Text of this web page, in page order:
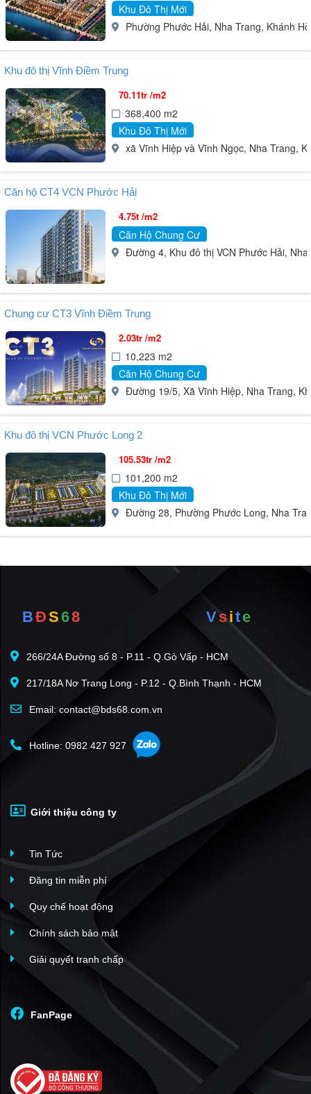
Các dự án đã xây dựng, môi giới:
Dự án Khu đô thị Vĩnh Điềm Trung
Dự án Khu dân cư Phú Nông
Căn hộ CT4B Vĩnh Điềm Trung
Căn hộ CT4A Vĩnh Điềm Trung
Căn hộ CT7B Vĩnh Điềm Trung
Căn hộ CT7A Vĩnh Điềm Trung
Tòa nhà VCN Nha Trang
Khu Đô Thị Mới
Phường Phước Hải, Nha Trang, Khánh
Khu đô thị Vĩnh Điềm Trung
70.11tr /m2
368,400 m2
Khu Đô Thị Mới
xã Vĩnh Hiệp và Vĩnh Ngọc, Nha Trang,
Căn hộ CT4 VCN Phước Hải
4.75t /m2
Căn Hộ Chung Cư
Đường 4, Khu đô thị VCN Phước Hải,
Chung cư CT3 Vĩnh Điềm Trung
2.03tr /m2
10,223 m2
Căn Hộ Chung Cư
Đường 19/5, Xã Vĩnh Hiệp, Nha Trang,
Khu đô thị VCN Phước Long 2
105.53tr /m2
101,200 m2
Khu Đô Thị Mới
Đường 28, Phường Phước Long, Nha
BĐS68 Vsite
266/24A Đường số 8 - P.11 - Q.Gò Vấp - HCM
217/18A Nơ Trang Long - P.12 - Q.Bình Thạnh - HCM
Email: contact@bds68.com.vn
Hotline: 0982 427 927
Giới thiệu công ty
Tin Tức
Đăng tin miễn phí
Quy chế hoạt động
Chính sách bảo mật
Giải quyết tranh chấp
FanPage